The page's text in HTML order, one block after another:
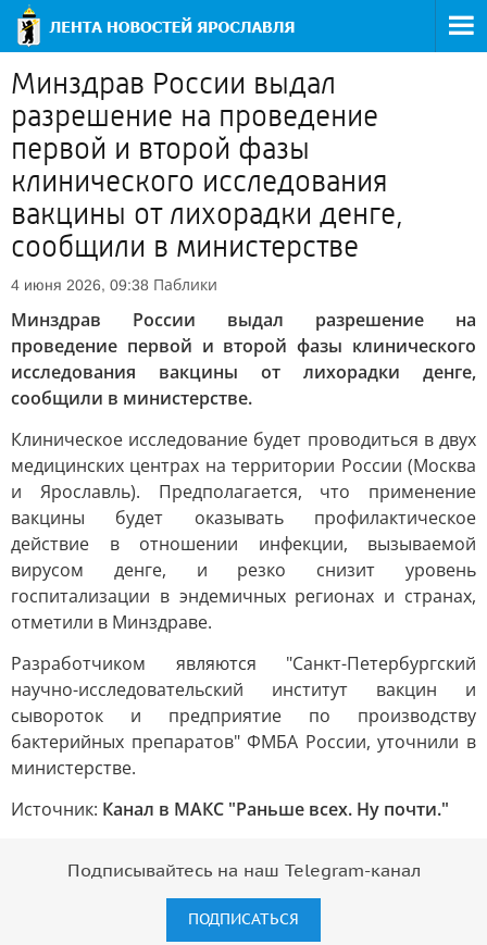
Минздрав России выдал
разрешение на проведение
первой и второй фазы
клинического исследования
вакцины от лихорадки денге,
сообщили в министерстве
4 июня 2026, 09:38 Паблики
Минздрав России выдал разрешение на
проведение первой и второй фазы клинического
исследования вакцины от лихорадки денге,
сообщили в министерстве.
Клиническое исследование будет проводиться в двух
медицинских центрах на территории России (Москва
и Ярославль). Предполагается, что применение
вакцины будет оказывать профилактическое
действие в отношении инфекции, вызываемой
вирусом денге, и резко снизит уровень
госпитализации в эндемичных регионах и странах,
отметили в Минздраве.
Разработчиком являются "Санкт-Петербургский
научно-исследовательский институт вакцин и
сывороток и предприятие по производству
бактерийных препаратов" ФМБА России, уточнили в
министерстве.
Источник: Канал в МАКС "Раньше всех. Ну почти."
Подписывайтесь на наш Telegram-канал
ПОДПИСАТЬСЯ